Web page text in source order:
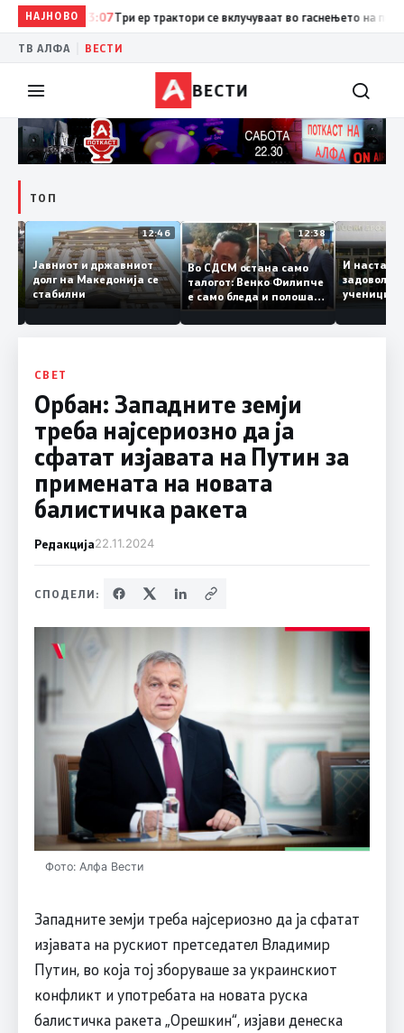
НАЈНОВО
13:07 Три ер трактори се вклучуваат во гаснењето на
ТВ АЛФА ВЕСТИ
ВЕСТИ
ТОП
12:47
ги
12:46
Јавниот и државниот
долг на Македонија се
стабилни
12:38
Во СДСМ остана само
талогот: Венко Филипче
е само бледа и полоша
копија дури и од Зоран
Заев
И
СВЕТ
Орбан: Западните земји
треба најсериозно да ја
сфатат изјавата на Путин за
примената на новата
балистичка ракета
Редакција22.11.2024
СПОДЕЛИ:
Фото: Алфа Вести
Западните земји треба најсериозно да ја сфатат
изјавата на рускиот претседател Владимир
Путин, во која тој зборуваше за украинскиот
конфликт и употребата на новата руска
балистичка ракета „Орешкин“, изјави денеска